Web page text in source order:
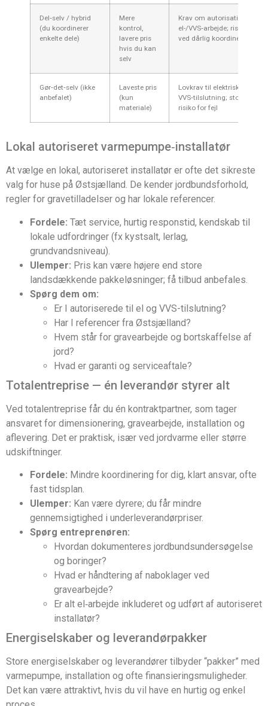
Del‑selv / hybrid
(du koordinerer
enkelte dele)
Mere
kontrol,
lavere pris
hvis du kan
selv
Krav om autorisation til
el-/VVS‑arbejde; risiko
ved dårlig koordinering
Gør‑det‑selv (ikke
anbefalet)
Laveste pris
(kun
materiale)
Lovkrav til elektrisk og
VVS‑tilslutning; stor
risiko for fejl
Lokal autoriseret varmepumpe‑installatør
At vælge en lokal, autoriseret installatør er ofte det sikreste
valg for huse på Østsjælland. De kender jordbundsforhold,
regler for gravetilladelser og har lokale referencer.
Fordele: Tæt service, hurtig responstid, kendskab til
lokale udfordringer (fx kystsalt, lerlag,
grundvandsniveau).
Ulemper: Pris kan være højere end store
landsdækkende pakkeløsninger; få tilbud anbefales.
Spørg dem om:
Er I autoriserede til el og VVS-tilslutning?
Har I referencer fra Østsjælland?
Hvem står for gravearbejde og bortskaffelse af
jord?
Hvad er garanti og serviceaftale?
Totalentreprise — én leverandør styrer alt
Ved totalentreprise får du én kontraktpartner, som tager
ansvaret for dimensionering, gravearbejde, installation og
aflevering. Det er praktisk, især ved jordvarme eller større
udskiftninger.
Fordele: Mindre koordinering for dig, klart ansvar, ofte
fast tidsplan.
Ulemper: Kan være dyrere; du får mindre
gennemsigtighed i underleverandørpriser.
Spørg entreprenøren:
Hvordan dokumenteres jordbundsundersøgelse
og boringer?
Hvad er håndtering af naboklager ved
gravearbejde?
Er alt el‑arbejde inkluderet og udført af autoriseret
installatør?
Energiselskaber og leverandørpakker
Store energiselskaber og leverandører tilbyder “pakker” med
varmepumpe, installation og ofte finansieringsmuligheder.
Det kan være attraktivt, hvis du vil have en hurtig og enkel